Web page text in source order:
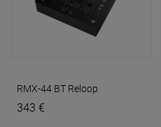
RMX-44 BT Reloop
343 €